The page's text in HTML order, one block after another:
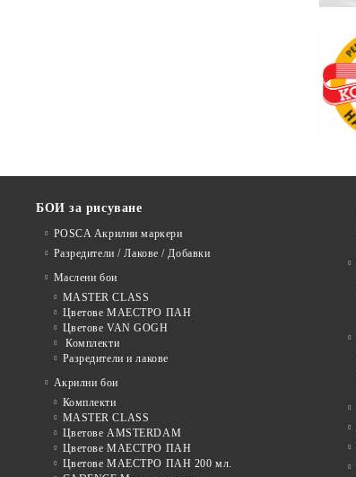
БОИ за рисуване
POSCA Акрилни маркери
Разредители / Лакове / Добавки
Маслени бои
MASTER CLASS
Цветове МАЕСТРО ПАН
Цветове VAN GOGH
Комплекти
Разредители и лакове
Акрилни бои
Комплекти
MASTER CLASS
Цветове AMSTERDAM
Цветове МАЕСТРО ПАН
Цветове МАЕСТРО ПАН 200 мл.